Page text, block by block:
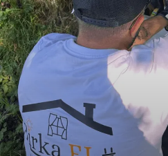
Framtidens
i Solna hjälper dig
Framtidens elsystem: Hur en
att spara energi
I en tid där energikostnader
LÄS MER